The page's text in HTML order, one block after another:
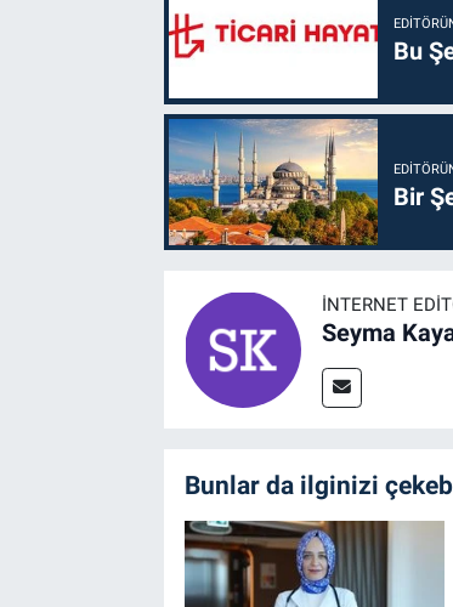
Bu
Bir
İNTERNET
Seyma
Bunlar da ilginizi